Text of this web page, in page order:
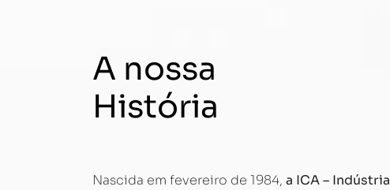
A nossa
História
Nascida em fevereiro de 1984, a ICA –